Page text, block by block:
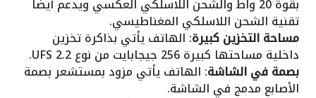
تقنية الشحن اللاسلكي المغناطيسي.
مساحة التخزين كبيرة: الهاتف يأتي بذاكرة تخزين
داخلية مساحتها كبيرة 256 جيجابايت من نوع UFS 2.2.
بصمة في الشاشة: الهاتف يأتي مزود بمستشعر بصمة
الأصابع مدمج في الشاشة.